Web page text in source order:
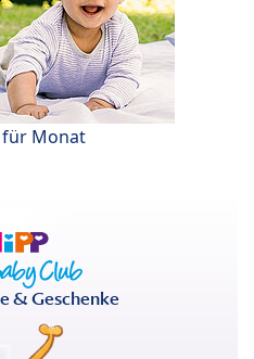
für Monat
& Geschenke